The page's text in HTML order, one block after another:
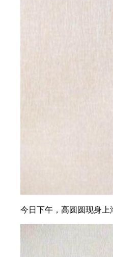
今日下午，高圆圆现身上